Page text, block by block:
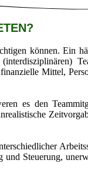
können. Ein
Mittel,
es den
Steuerung,